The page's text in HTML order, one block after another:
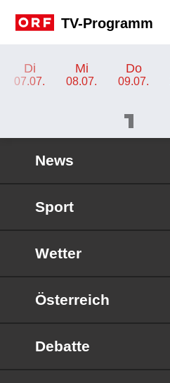
TV-Programm
Di
07.07.
Mi
08.07.
Do
09.07.
News
Sport
Wetter
Österreich
Debatte